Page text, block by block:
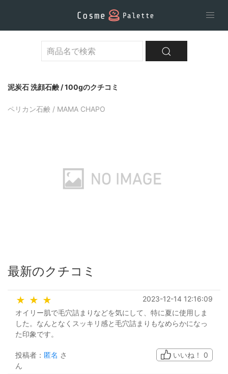
泥炭石 洗顔石鹸 / 100gのクチコミ
ペリカン石鹸 / MAMA CHAPO
最新のクチコミ
★ ★ ★
2023-12-14 12:16:09
オイリー肌で毛穴詰まりなどを気にして、特に夏に使用しま
した。なんとなくスッキリ感と毛穴詰まりもなめらかになっ
た印象です。
投稿者： 匿名 さ
ん
いいね！ 0